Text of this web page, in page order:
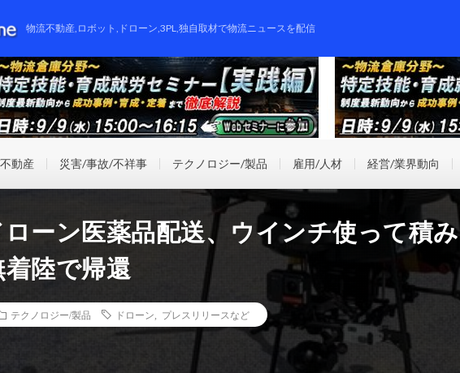
物流不動産,ロボット,ドローン,3PL,独自取材で物流ニュースを配信
動産 災害/事故/不祥事 テクノロジー/製品 雇用/人材 経営/業界動向
ーン医薬品配送、ウインチ使って積み
陸で帰還
テクノロジー/製品 ドローン プレスリリースなど